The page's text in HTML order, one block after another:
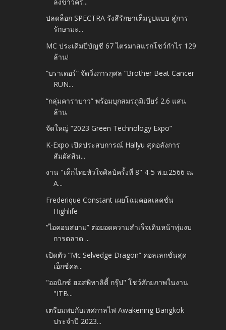
ปลดล็อก SPECTRA รังสีรักษาเต็มรูปแบบ สู่การ
รักษามะ...
MC ประเดิมปีบัญชี 67 ไตรมาสแรกโชว์กำไร 129
ล้าน!
“บราเดอร์” จัดวิ่งการกุศล “Brother Beat Cancer
RUN...
“กลุ่มคาราบาว” พร้อมบุกสมรภูมิเบียร์ 2.6 แสน
ล้าน
จัดใหญ่ “2023 Green Technology Expo”
K-Expo เปิดประสบการณ์ Hallyu สุดอลังการ
สัมผัสสิน...
งาน "เด็กไทยหัวใจศิลป์ครั้งที่ 8" 4-5 พ.ย.2566 ณ
A...
Frederique Constant เผยโฉมคอลเลคชั่น
Highlife
“ไอคอนสยาม” ต่อยอดความสำเร็จเดินหน้าทุ่มงบ
การตลาด ...
เปิดตัว “Mc Selvedge Dragon” คอลเลกชั่นสุด
เอ็กซ์คล...
"ออนิกซ์ ฮอสพิทาลิตี้ กรุ๊ป" โชว์ศักยภาพในงาน
"ITB...
เตรียมพบกับเทศกาลไฟ Awakening Bangkok
ประจำปี 2023...